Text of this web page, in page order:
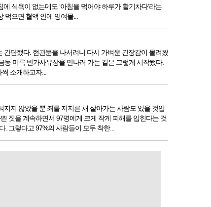
식욕이 없는데도 ‘아침을 먹어야 하루가 활기차다’라는
으면 혈액 안에 잉여물...
단했다. 현관문을 나서려니 다시 가벼운 긴장감이 몰려왔
미륵 반가사유상을 만나러 가는 길은 그렇게 시작됐다.
소개하고자...
지 않았을 뿐 죄를 저지른 채 살아가는 사람도 있을 것입
짓을 계속하면서 97명에게 크게 작게 피해를 입힌다는 것
그렇다고 97%의 사람들이 모두 착한...